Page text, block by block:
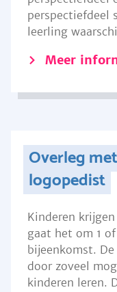
perspectiefdeel
leerling
Meer
Overleg
logopedist
Kinderen
gaat het om 1
bijeenkomst.
door zoveel
kinderen leren.